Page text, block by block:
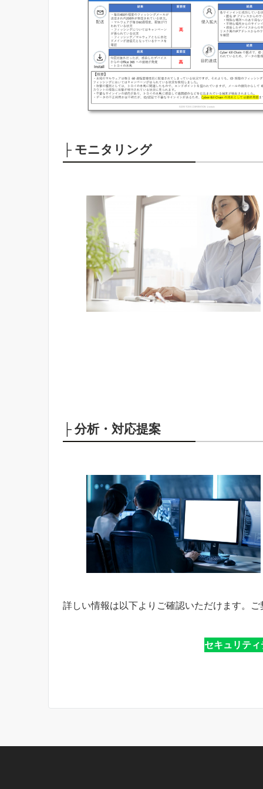
├ モニタリング
├ 分析・対応提案
詳しい情報は以下よりご確認いただけます。
セキュリテ